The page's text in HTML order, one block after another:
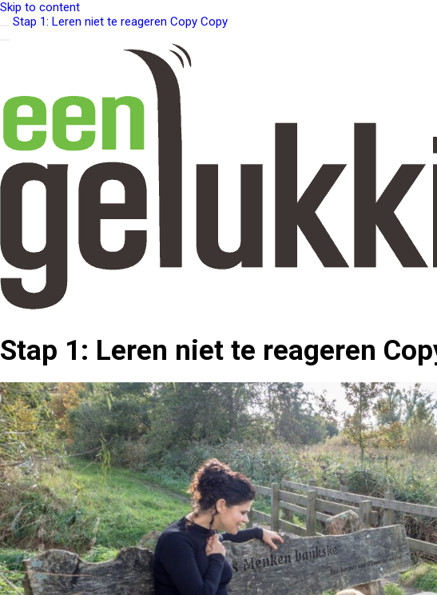
Skip to content
Stap 1: Leren niet te reageren Copy Copy
Stap 1: Leren niet te reageren